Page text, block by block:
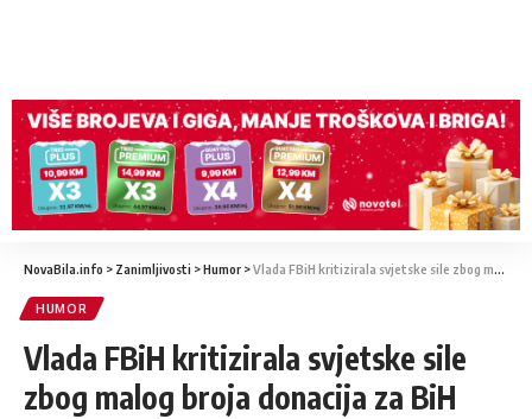
NovaBila.info > Zanimljivosti >Humor >Vlada FBiH kritizirala svjetske sile zbog malog broja donacija za BiH
HUMOR
Vlada FBiH kritizirala svjetske sile
zbog malog broja donacija za BiH